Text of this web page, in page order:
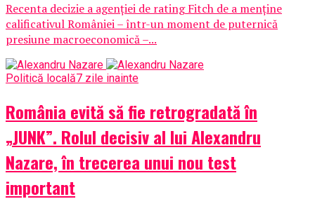
Recenta decizie a agenției de rating Fitch de a menține
calificativul României – într-un moment de puternică
presiune macroeconomică –...
Politică locală7 zile inainte
România evită să fie retrogradată în
„JUNK”. Rolul decisiv al lui Alexandru
Nazare, în trecerea unui nou test
important